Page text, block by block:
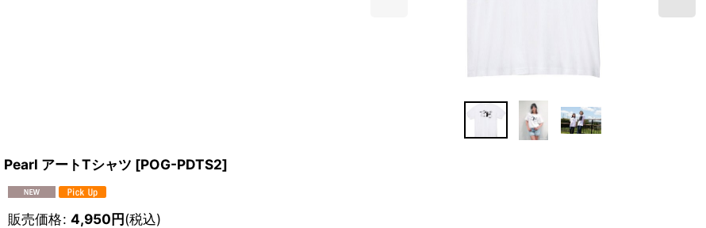
Pearl アートTシャツ [POG-PDTS2]
販売価格: 4,950円(税込)